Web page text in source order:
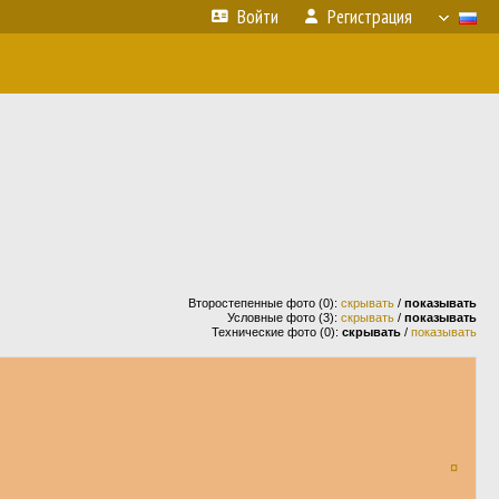
Войти Регистрация
Второстепенные фото (0): скрывать / показывать
Условные фото (3): скрывать / показывать
Технические фото (0): скрывать / показывать
¤